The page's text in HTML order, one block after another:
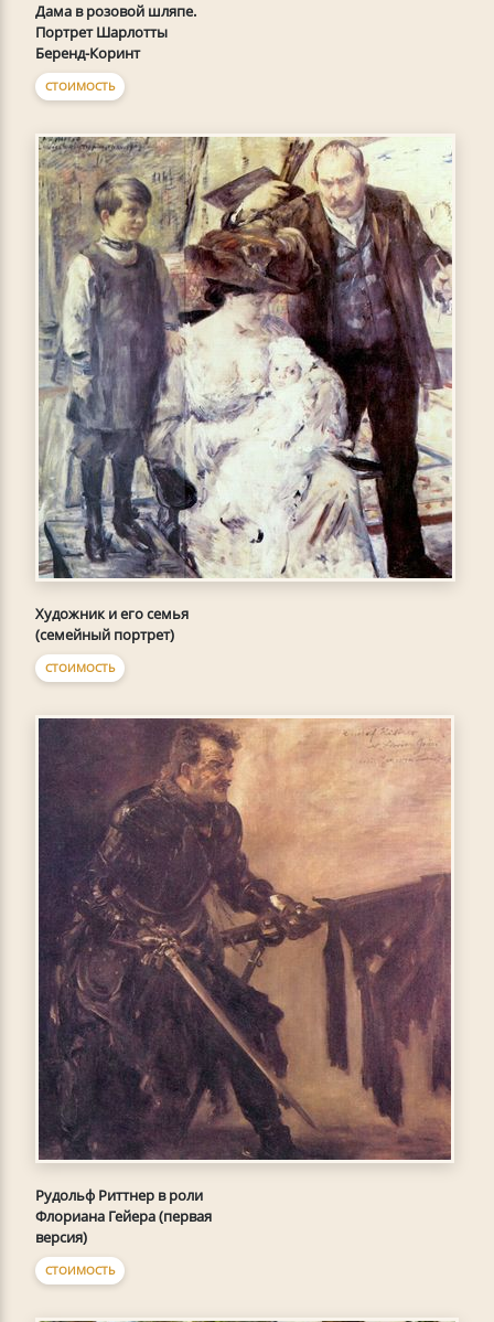
Дама в розовой шляпе.
Портрет Шарлотты
Беренд-Коринт
СТОИМОСТЬ
Художник и его семья
(семейный портрет)
СТОИМОСТЬ
Рудольф Риттнер в роли
Флориана Гейера (первая
версия)
СТОИМОСТЬ